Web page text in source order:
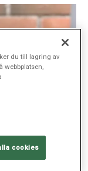
du till lagring av
webbplatsen,
cookies